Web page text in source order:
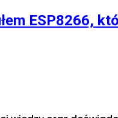
ESP8266,